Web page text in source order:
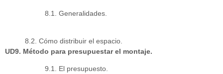
8.1. Generalidades.
8.2. Cómo distribuir el espacio.
UD9. Método para presupuestar el montaje.
9.1. El presupuesto.